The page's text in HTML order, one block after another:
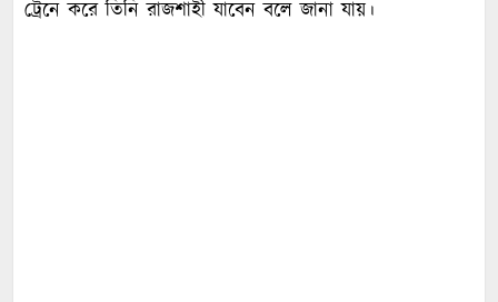
ট্রেনে করে তিনি রাজশাহী যাবেন বলে জানা যায়।